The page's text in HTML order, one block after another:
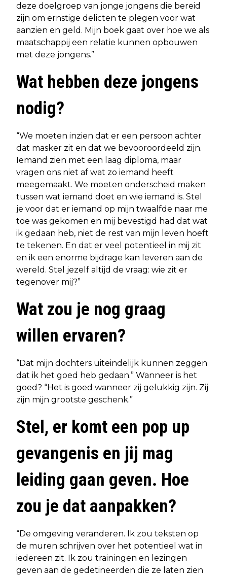
deze doelgroep van jonge jongens die bereid
zijn om ernstige delicten te plegen voor wat
aanzien en geld. Mijn boek gaat over hoe we als
maatschappij een relatie kunnen opbouwen
met deze jongens.”
Wat hebben deze jongens
nodig?
“We moeten inzien dat er een persoon achter
dat masker zit en dat we bevooroordeeld zijn.
Iemand zien met een laag diploma, maar
vragen ons niet af wat zo iemand heeft
meegemaakt. We moeten onderscheid maken
tussen wat iemand doet en wie iemand is. Stel
je voor dat er iemand op mijn twaalfde naar me
toe was gekomen en mij bevestigd had dat wat
ik gedaan heb, niet de rest van mijn leven hoeft
te tekenen. En dat er veel potentieel in mij zit
en ik een enorme bijdrage kan leveren aan de
wereld. Stel jezelf altijd de vraag: wie zit er
tegenover mij?”
Wat zou je nog graag
willen ervaren?
“Dat mijn dochters uiteindelijk kunnen zeggen
dat ik het goed heb gedaan.” Wanneer is het
goed? “Het is goed wanneer zij gelukkig zijn. Zij
zijn mijn grootste geschenk.”
Stel, er komt een pop up
gevangenis en jij mag
leiding gaan geven. Hoe
zou je dat aanpakken?
“De omgeving veranderen. Ik zou teksten op
de muren schrijven over het potentieel wat in
iedereen zit. Ik zou trainingen en lezingen
geven aan de gedetineerden die ze laten zien